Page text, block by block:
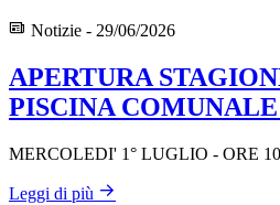
Notizie - 29/06/2026
APERTURA
PISCINA COMUNALE
MERCOLEDI' 1° LUGLIO - ORE
Leggi di più